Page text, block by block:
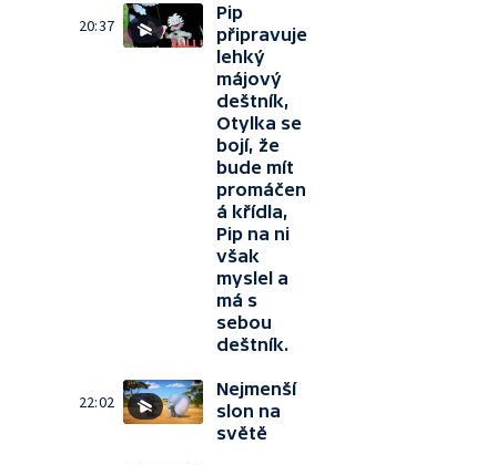
20:37
Pip
připravuje
lehký
májový
deštník,
Otylka se
bojí, že
bude mít
promáčen
á křídla,
Pip na ni
však
myslel a
má s
sebou
deštník.
22:02
Nejmenší
slon na
světě